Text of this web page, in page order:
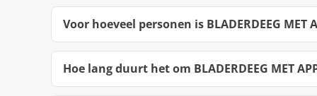
Voor hoeveel personen is BLADERDEEG MET
Hoe lang duurt het om BLADERDEEG MET